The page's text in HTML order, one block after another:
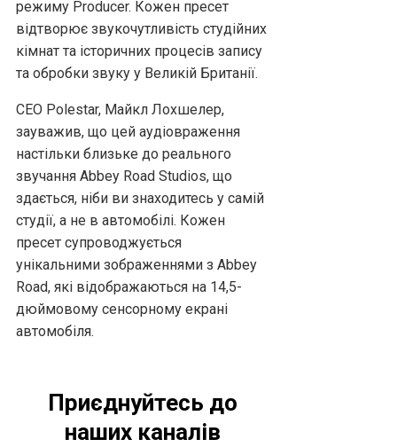
режиму Producer. Кожен пресет
відтворює звукочутливість студійних
кімнат та історичних процесів запису
та обробки звуку у Великій Британії.
CEO Polestar, Майкл Лохшелер,
зауважив, що цей аудіовраження
настільки близьке до реального
звучання Abbey Road Studios, що
здається, ніби ви знаходитесь у самій
студії, а не в автомобілі. Кожен
пресет супроводжується
унікальними зображеннями з Abbey
Road, які відображаються на 14,5-
дюймовому сенсорному екрані
автомобіля.
Приєднуйтесь до
наших каналів